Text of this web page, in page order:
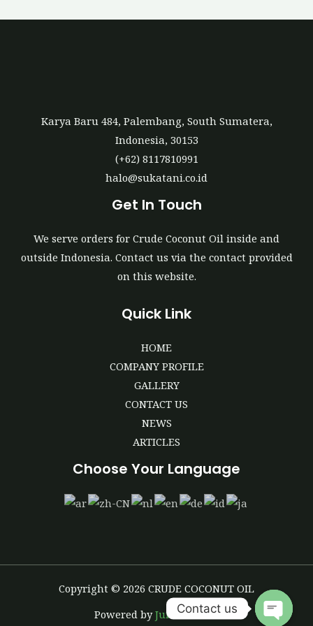
r
Karya Baru 484, Palembang, South Sumatera,
Indonesia, 30153
(+62) 8117810991
halo@sukatani.co.id
Get In Touch
We serve orders for Crude Coconut Oil inside and
outside Indonesia. Contact us via the contact provided
on this website.
Quick Link
HOME
COMPANY PROFILE
GALLERY
CONTACT US
NEWS
ARTICLES
Choose Your Language
Copyright © 2026 CRUDE COCONUT OIL
Powered byJuru.Website
Contact us